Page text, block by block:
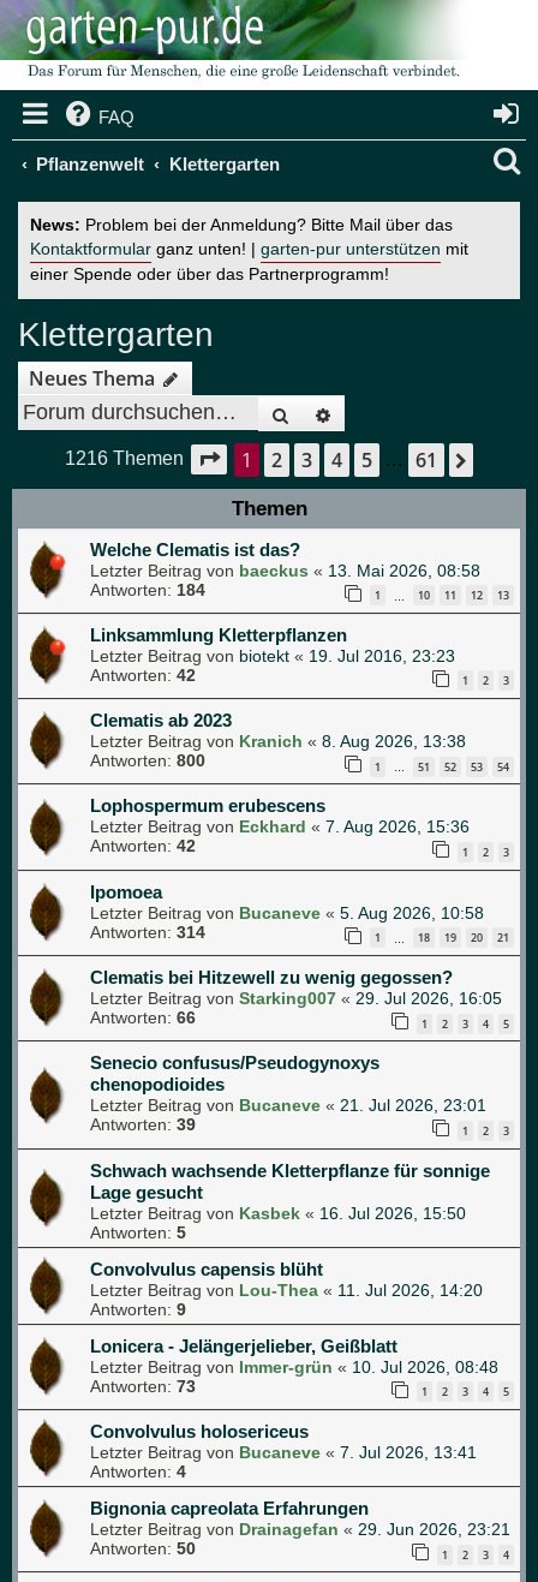
FAQ
Pflanzenwelt Klettergarten
News: Problem bei der Anmeldung? Bitte Mail über das
Kontaktformular ganz unten! | garten-pur unterstützen mit
einer Spende oder über das Partnerprogramm!
Klettergarten
Neues Thema
Suche
1216 Themen Seite 1von 61
1 2 3 4 5 … 61
Themen
Welche Clematis ist das?
Letzter Beitrag von baeckus « 13. Mai 2026, 08:58
Antworten: 184 1 10 11 12 13
Linksammlung Kletterpflanzen
Letzter Beitrag von biotekt « 19. Jul 2016, 23:23
Antworten: 42 1 2 3
Clematis ab 2023
Letzter Beitrag von Kranich « 8. Aug 2026, 13:38
Antworten: 800 1 … 51 52 53 54
Lophospermum erubescens
Letzter Beitrag von Eckhard « 7. Aug 2026, 15:36
Antworten: 42 1 2 3
Ipomoea
Letzter Beitrag von Bucaneve « 5. Aug 2026, 10:58
Antworten: 314 1 … 18 19 20 21
Clematis bei Hitzewell zu wenig gegossen?
Letzter Beitrag von Starking007 « 29. Jul 2026, 16:05
Antworten: 66 1 2 3 4 5
Senecio confusus/Pseudogynoxys
chenopodioides
Letzter Beitrag von Bucaneve « 21. Jul 2026, 23:01
Antworten: 39 1 2 3
Schwach wachsende Kletterpflanze für sonnige
Lage gesucht
Letzter Beitrag von Kasbek « 16. Jul 2026, 15:50
Antworten: 5
Convolvulus capensis blüht
Letzter Beitrag von Lou-Thea « 11. Jul 2026, 14:20
Antworten: 9
Lonicera - Jelängerjelieber, Geißblatt
Letzter Beitrag von Immer-grün « 10. Jul 2026, 08:48
Antworten: 73 1 2 3 4 5
Convolvulus holosericeus
Letzter Beitrag von Bucaneve « 7. Jul 2026, 13:41
Antworten: 4
Bignonia capreolata Erfahrungen
Letzter Beitrag von Drainagefan « 29. Jun 2026, 23:21
Antworten: 50 1 2 3 4